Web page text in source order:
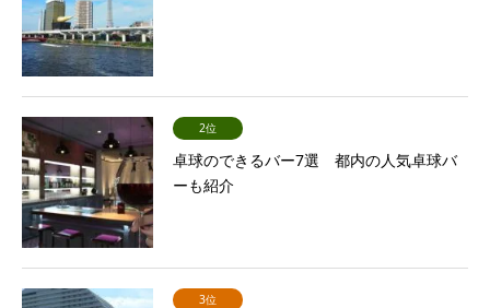
2位
卓球のできるバー7選 都内の人気卓球バ
ーも紹介
3位